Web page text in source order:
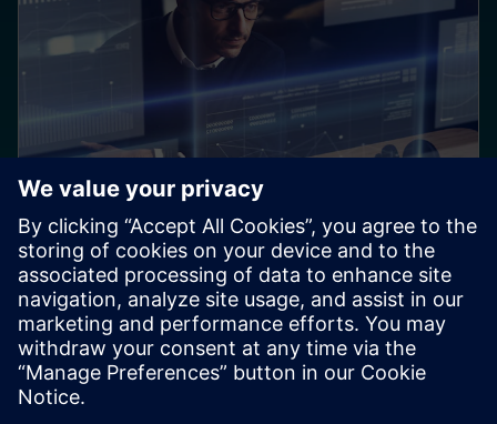
BLOG
Multidisciplinarni razvoj
zahtijeva multidisciplinu
Složenost proizvoda i dalje bubri, bez znakova
usporavanja. Proizvođači moraju iskoristiti ovu
složenost kako bi stvorili konkurentsku prednost,